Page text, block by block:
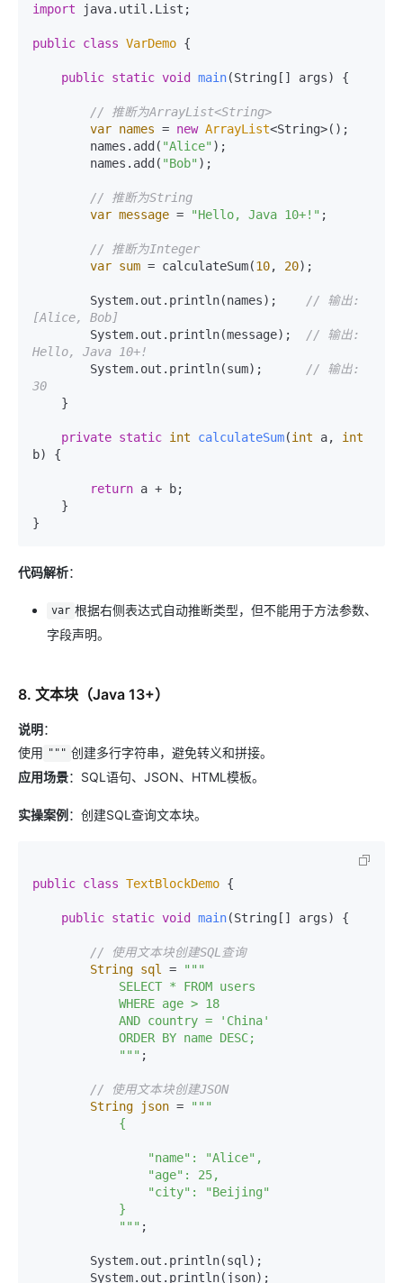
import java.util.List;
public class VarDemo {
public static void main(String[] args) {
// 推断为ArrayList<String>
var names = new ArrayList<String>();
        names.add(
"Alice" );
        names.add(
"Bob" );
// 推断为String
var message = "Hello, Java 10+!" ;
// 推断为Integer
var sum = calculateSum(10, 20);
        System.out.println(names);
// 输出:
[Alice, Bob]
        System.out.println(message);
// 输出:
Hello, Java 10+!
        System.out.println(sum);
// 输出:
30
private static int calculateSum(int a, int
b)
{
return a + b;
代码解析：
var 根据右侧表达式自动推断类型，但不能用于方法参数、
字段声明。
8. 文本块（Java 13+）
说明：
使用 """ 创建多行字符串，避免转义和拼接。
应用场景：SQL语句、JSON、HTML模板。
实操案例 ：创建SQL查询文本块。
public class TextBlockDemo {
public static void main(String[] args) {
// 使用文本块创建SQL查询
String sql =
"""
            """
;
// 使用文本块创建JSON
String
json =
"""
            """
;